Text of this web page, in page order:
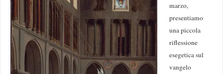
marzo,
presentiamo
una piccola
riflessione
esegetica sul
vangelo